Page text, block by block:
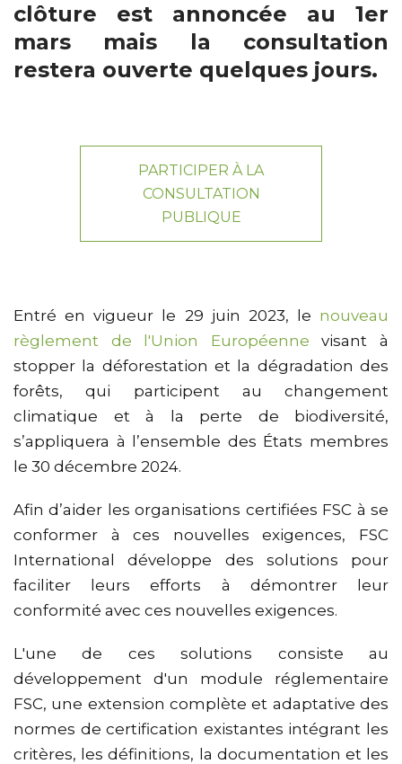
clôture est annoncée au 1er
mars mais la consultation
restera ouverte quelques jours.
PARTICIPER À LA
CONSULTATION
PUBLIQUE
Entré en vigueur le 29 juin 2023, le nouveau
règlement de l'Union Européenne visant à
stopper la déforestation et la dégradation des
forêts, qui participent au changement
climatique et à la perte de biodiversité,
s’appliquera à l’ensemble des États membres
le 30 décembre 2024.
Afin d’aider les organisations certifiées FSC à se
conformer à ces nouvelles exigences, FSC
International développe des solutions pour
faciliter leurs efforts à démontrer leur
conformité avec ces nouvelles exigences.
L'une de ces solutions consiste au
développement d'un module réglementaire
FSC, une extension complète et adaptative des
normes de certification existantes intégrant les
critères, les définitions, la documentation et les